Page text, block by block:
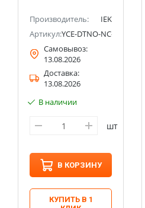
Производитель:
IEK
Артикул:YCE-DTNO-NC-60
Самовывоз:
13.08.2026
Доставка:
13.08.2026
В наличии
шт
В КОРЗИНУ
КУПИТЬ В 1